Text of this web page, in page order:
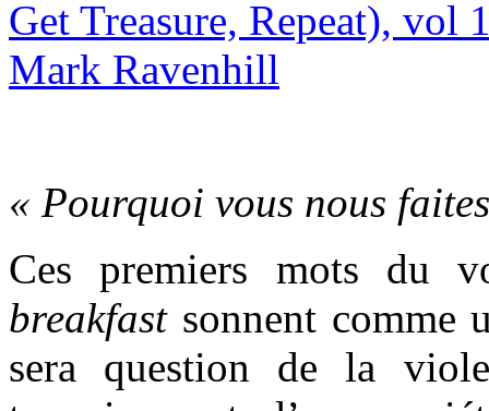
« Pourquoi vous nous
Ces premiers mots du
breakfastsonnent comme
sera question de la